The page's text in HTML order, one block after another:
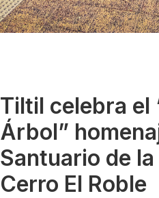
Tiltil celebra el
Árbol”
Santuario de
Cerro El Roble